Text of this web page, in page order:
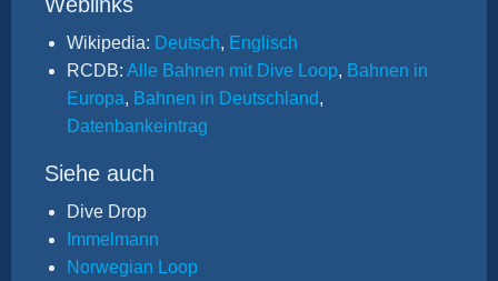
Wikipedia: Deutsch, Englisch
RCDB: Alle Bahnen mit Dive Loop, Bahnen in
Europa, Bahnen in Deutschland,
Datenbankeintrag
Siehe auch
Dive Drop
Immelmann
Norwegian Loop